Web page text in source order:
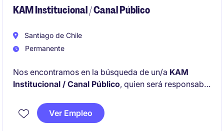
overall sales objectives.
KAM Institucional / Canal Público
Santiago de Chile
Permanente
Nos encontramos en la búsqueda de un/a KAM
Institucional / Canal Público, quien será responsable
estratégicas con clientes clave del sector
institucional en Santiago, impulsando el crecimiento
Ver Empleo